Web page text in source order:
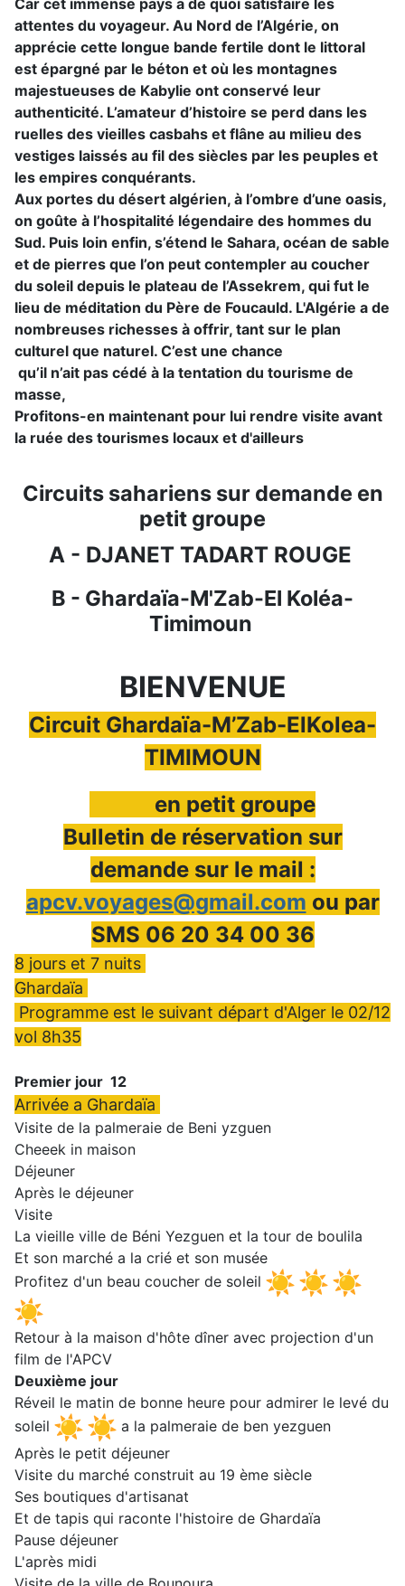
Car cet immense pays a de quoi satisfaire les
attentes du voyageur. Au Nord de l’Algérie, on
apprécie cette longue bande fertile dont le littoral
est épargné par le béton et où les montagnes
majestueuses de Kabylie ont conservé leur
authenticité. L’amateur d’histoire se perd dans les
ruelles des vieilles casbahs et flâne au milieu des
vestiges laissés au fil des siècles par les peuples et
les empires conquérants.
Aux portes du désert algérien, à l’ombre d’une oasis,
on goûte à l’hospitalité légendaire des hommes du
Sud. Puis loin enfin, s’étend le Sahara, océan de sable
et de pierres que l’on peut contempler au coucher
du soleil depuis le plateau de l’Assekrem, qui fut le
lieu de méditation du Père de Foucauld. L'Algérie a de
nombreuses richesses à offrir, tant sur le plan
culturel que naturel. C’est une chance
qu’il n’ait pas cédé à la tentation du tourisme de
masse,
Profitons-en maintenant pour lui rendre visite avant
la ruée des tourismes locaux et d'ailleurs
Circuits sahariens sur demande en
petit groupe
A - DJANET TADART ROUGE
B - Ghardaïa-M'Zab-El Koléa-
Timimoun
BIENVENUE
Circuit Ghardaïa-M’Zab-ElKolea-
TIMIMOUN
en petit groupe
Bulletin de réservation sur
demande sur le mail :
apcv.voyages@gmail.com ou par
SMS 06 20 34 00 36
8 jours et 7 nuits
Ghardaïa
Programme est le suivant départ d'Alger le 02/12
vol 8h35
Premier jour 12
Arrivée a Ghardaïa
Visite de la palmeraie de Beni yzguen
Cheeek in maison
Déjeuner
Après le déjeuner
Visite
La vieille ville de Béni Yezguen et la tour de boulila
Et son marché a la crié et son musée
Profitez d'un beau coucher de soleil
Retour à la maison d'hôte dîner avec projection d'un
film de l'APCV
Deuxième jour
Réveil le matin de bonne heure pour admirer le levé du
soleil
a la palmeraie de ben yezguen
Après le petit déjeuner
Visite du marché construit au 19 ème siècle
Ses boutiques d'artisanat
Et de tapis qui raconte l'histoire de Ghardaïa
Pause déjeuner
L'après midi